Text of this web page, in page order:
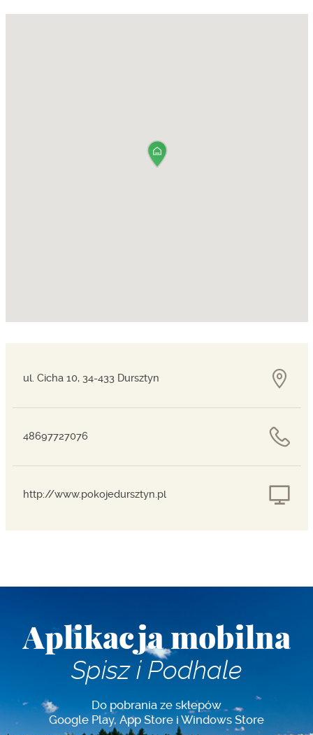
ul. Cicha 10, 34-433 Dursztyn
48697727076
http://www.pokojedursztyn.pl
Aplikacja mobilna
Spisz i Podhale
Do pobrania ze sklepów
Google Play, App Store i Windows Store